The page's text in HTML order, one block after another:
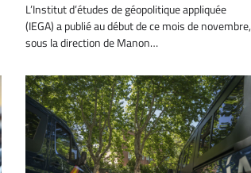
L’Institut d’études de géopolitique appliquée
(IEGA) a publié au début de ce mois de novembre,
sous la direction de Manon…